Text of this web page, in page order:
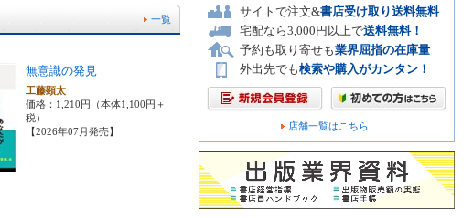
一覧
無意識の発見
工藤顕太
価格：1,210円（本体1,100円＋
税）
【2026年07月発売】
サイトで注文&書店受け取り送料無料
宅配なら3,000円以上で送料無料！
予約も取り寄せも業界屈指の在庫量
外出先でも検索や購入がカンタン！
店舗一覧はこちら